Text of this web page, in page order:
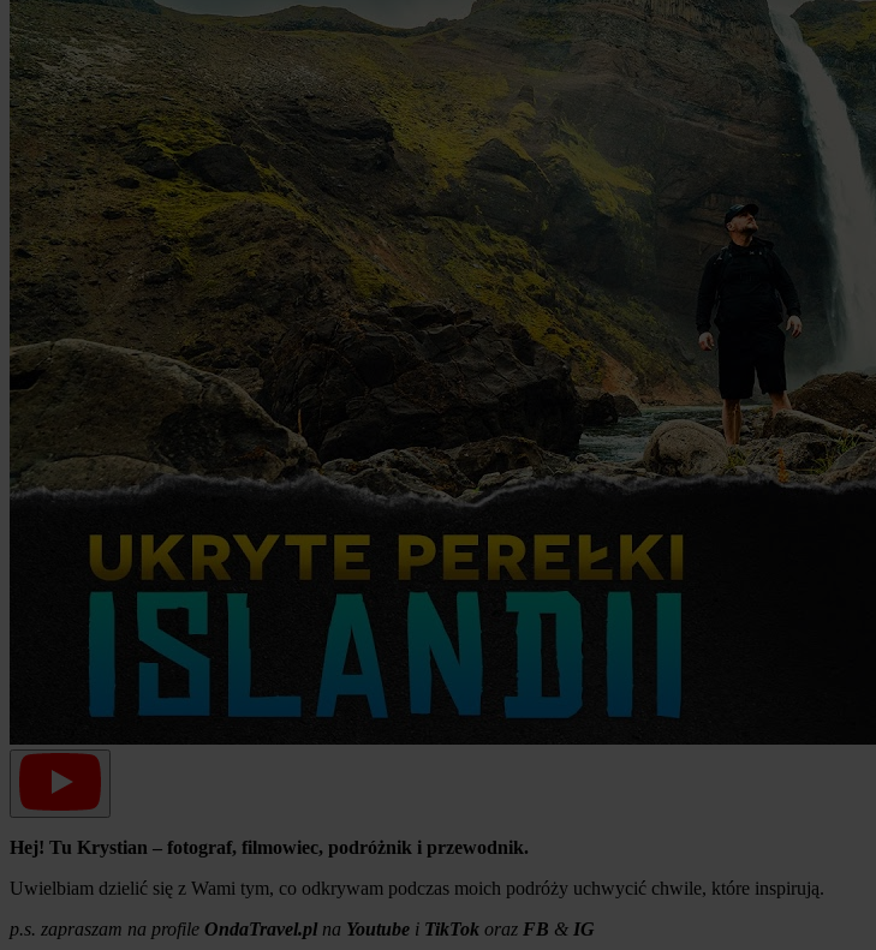
Hej! Tu Krystian – fotograf, filmowiec, podróżnik i przewodnik.
Uwielbiam dzielić się z Wami tym, co odkrywam podczas moich podróży uchwycić chwile, które inspirują.
p.s. zapraszam na profile OndaTravel.pl na Youtube i TikTok oraz FB & IG